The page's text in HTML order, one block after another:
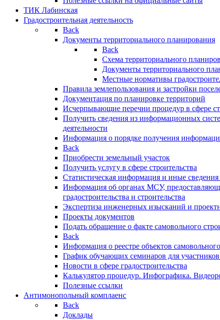
ТИК Лабинская
Градостроительная деятельность
Back
Документы территориального планирования
Back
Схема территориального
Документы территориального
Местные нормативы
Правила землепользования и застройки
Документация по планировке территорий
Исчерпывающие перечни процедур в сфере
Получить сведения из информационных
деятельности
Информация о порядке получения
Back
Приобрести земельный участок
Получить услугу в сфере строительства
Статистическая информация и иные сведения
Информация об органах МСУ,
градостроительства и строительства
Экспертиза инженерных изысканий и
Проекты документов
Подать обращение о факте самовольного
Back
Информация о реестре объектов
График обучающих семинаров для участников
Новости в сфере градостроительства
Калькулятор процедур. Инфографика.
Полезные ссылки
Антимонопольный комплаенс
Back
Доклады